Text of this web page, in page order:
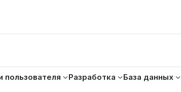
пользователя Разработка База данных